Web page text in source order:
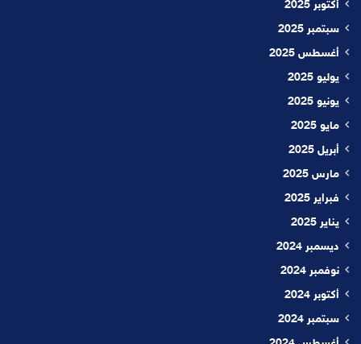
أكتوبر 2025
سبتمبر 2025
أغسطس 2025
يوليو 2025
يونيو 2025
مايو 2025
أبريل 2025
مارس 2025
فبراير 2025
يناير 2025
ديسمبر 2024
نوفمبر 2024
أكتوبر 2024
سبتمبر 2024